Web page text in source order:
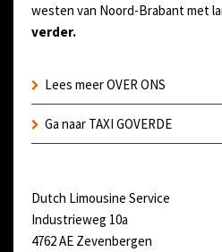
westen van Noord-Brabant met
verder.
Lees meer OVER ONS
Ga naar TAXI GOVERDE
Dutch Limousine Service
Industrieweg 10a
4762 AE Zevenbergen